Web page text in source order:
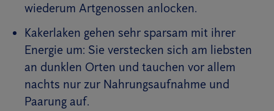
wiederum Artgenossen anlocken.
Kakerlaken gehen sehr sparsam mit ihrer
Energie um: Sie verstecken sich am liebsten
an dunklen Orten und tauchen vor allem
nachts nur zur Nahrungsaufnahme und
Paarung auf.